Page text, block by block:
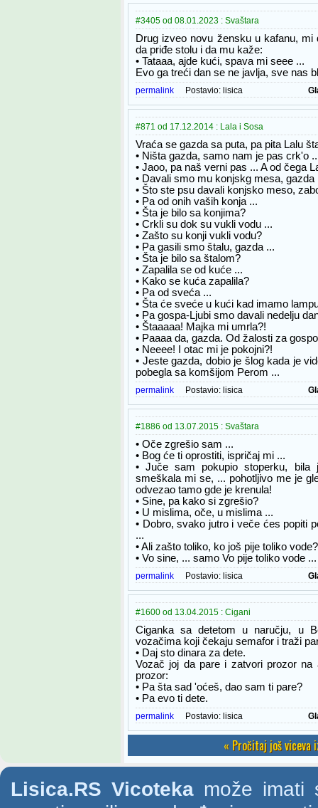
#3405 od 08.01.2023 : Svaštara
Drug izveo novu žensku u kafanu,
da priđe stolu i da mu kaže:
• Tataaa, ajde kući, spava mi seee ...
Evo ga treći dan se ne javlja, sve nas
permalink Postavio: lisica
#871 od 17.12.2014 : Lala i Sosa
Vraća se gazda sa puta, pa pita Lalu
• Ništa gazda, samo nam je pas crk'o
• Jaoo, pa naš verni pas ... A od čega
• Davali smo mu konjskg mesa, gazda
• Što ste psu davali konjsko meso,
• Pa od onih vaših konja ...
• Šta je bilo sa konjima?
• Crkli su dok su vukli vodu ...
• Zašto su konji vukli vodu?
• Pa gasili smo štalu, gazda ...
• Šta je bilo sa štalom?
• Zapalila se od kuće ...
• Kako se kuća zapalila?
• Pa od sveća ...
• Šta će sveće u kući kad imamo
• Pa gospa-Ljubi smo davali nedelju
• Štaaaaa! Majka mi umrla?!
• Paaaa da, gazda. Od žalosti za
• Neeee! I otac mi je pokojni?!
• Jeste gazda, dobio je šlog kada je
pobegla sa komšijom Perom ...
permalink Postavio: lisica
#1886 od 13.07.2015 : Svaštara
• Oče zgrešio sam ...
• Bog će ti oprostiti, ispričaj mi ...
• Juče sam pokupio stoperku, bila
smeškala mi se, ... pohotljivo me je
odvezao tamo gde je krenula!
• Sine, pa kako si zgrešio?
• U mislima, oče, u mislima ...
• Dobro, svako jutro i veče ćes popiti
...
• Ali zašto toliko, ko još pije toliko vode?
• Vo sine, ... samo Vo pije toliko vode ...
permalink Postavio: lisica
#1600 od 13.04.2015 : Cigani
Ciganka sa detetom u naručju, u
vozačima koji čekaju semafor i traži
• Daj sto dinara za dete.
Vozač joj da pare i zatvori prozor na
prozor:
• Pa šta sad 'oćeš, dao sam ti pare?
• Pa evo ti dete.
permalink Postavio: lisica
« Pročitaj još viceva
Lisica.RS Vicotekamože imati